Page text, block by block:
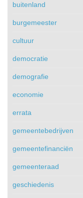
buitenland
burgemeester
cultuur
democratie
demografie
economie
errata
gemeentebedrijven
gemeentefinanciën
gemeenteraad
geschiedenis